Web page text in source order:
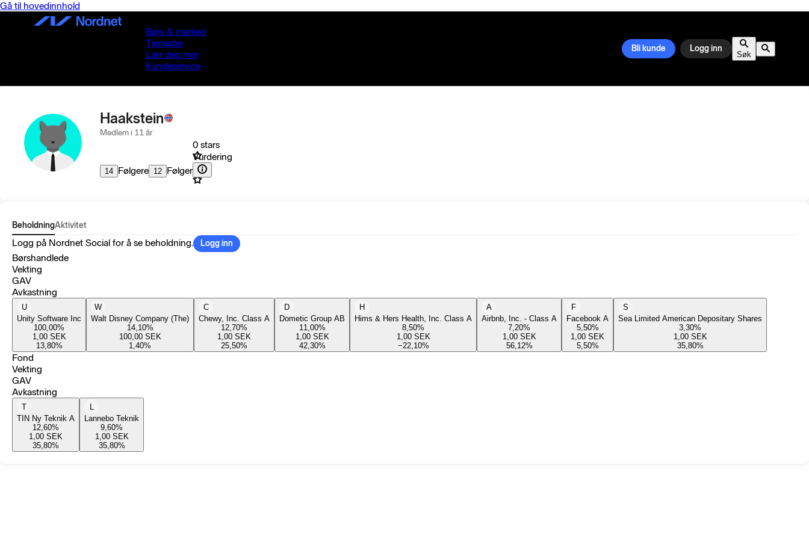
Gå til hovedinnhold
Børs & marked
Tjenester
Lær deg mer
Kundeservice
Bli kunde Logg inn
Søk
Haakstein
Medlem i 11 år
14 Følgere 12 Følger
0 stars
Vurdering
BeholdningAktivitet
Logg på Nordnet Social for å se beholdning. Logg inn
Børshandlede
Vekting
GAV
Avkastning
U
Unity Software Inc
100,00%
1,00 SEK
13,80%
W
Walt Disney Company (The)
14,10%
100,00 SEK
1,40%
C
Chewy, Inc. Class A
12,70%
1,00 SEK
25,50%
D
Dometic Group AB
11,00%
1,00 SEK
42,30%
H
Hims & Hers Health, Inc. Class A
8,50%
1,00 SEK
−22,10%
A
Airbnb, Inc. - Class A
7,20%
1,00 SEK
56,12%
F
Facebook A
5,50%
1,00 SEK
5,50%
S
Sea Limited American Depositary Shares
3,30%
1,00 SEK
35,80%
Fond
Vekting
GAV
Avkastning
T
TIN Ny Teknik A
12,60%
1,00 SEK
35,80%
L
Lannebo Teknik
9,60%
1,00 SEK
35,80%